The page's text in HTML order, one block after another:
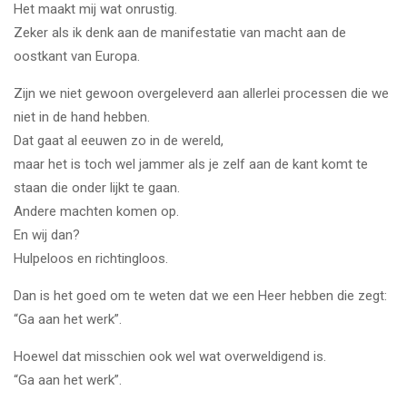
Het maakt mij wat onrustig.
Zeker als ik denk aan de manifestatie van macht aan de
oostkant van Europa.
Zijn we niet gewoon overgeleverd aan allerlei processen die we
niet in de hand hebben.
Dat gaat al eeuwen zo in de wereld,
maar het is toch wel jammer als je zelf aan de kant komt te
staan die onder lijkt te gaan.
Andere machten komen op.
En wij dan?
Hulpeloos en richtingloos.
Dan is het goed om te weten dat we een Heer hebben die zegt:
“Ga aan het werk”.
Hoewel dat misschien ook wel wat overweldigend is.
“Ga aan het werk”.